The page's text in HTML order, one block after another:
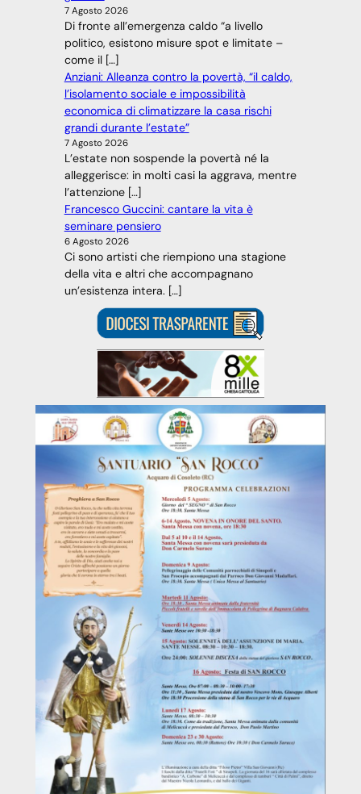
7 Agosto 2026
Di fronte all’emergenza caldo “a livello
politico, esistono misure spot e limitate –
come il […]
Anziani: Alleanza contro la povertà, “il caldo,
l’isolamento sociale e impossibilità
economica di climatizzare la casa rischi
grandi durante l’estate”
7 Agosto 2026
L’estate non sospende la povertà né la
alleggerisce: in molti casi la aggrava, mentre
l’attenzione […]
Francesco Guccini: cantare la vita è
seminare pensiero
6 Agosto 2026
Ci sono artisti che riempiono una stagione
della vita e altri che accompagnano
un’esistenza intera. […]